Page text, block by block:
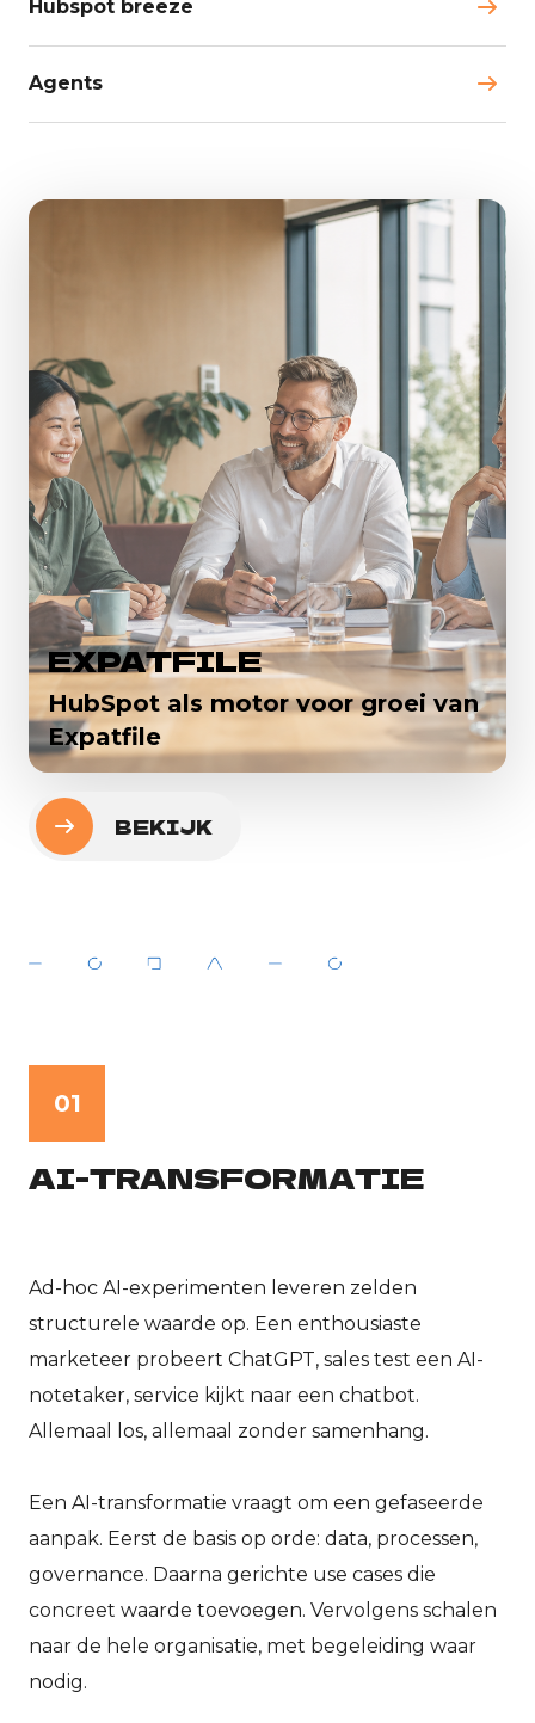
Hubspot breeze
Agents
EXPATFILE
HubSpot als motor voor groei van
Expatfile
BEKIJK
01
AI-TRANSFORMATIE
Ad-hoc AI-experimenten leveren zelden
structurele waarde op. Een enthousiaste
marketeer probeert ChatGPT, sales test een AI-
notetaker, service kijkt naar een chatbot.
Allemaal los, allemaal zonder samenhang.
Een AI-transformatie vraagt om een gefaseerde
aanpak. Eerst de basis op orde: data, processen,
governance. Daarna gerichte use cases die
concreet waarde toevoegen. Vervolgens schalen
naar de hele organisatie, met begeleiding waar
nodig.